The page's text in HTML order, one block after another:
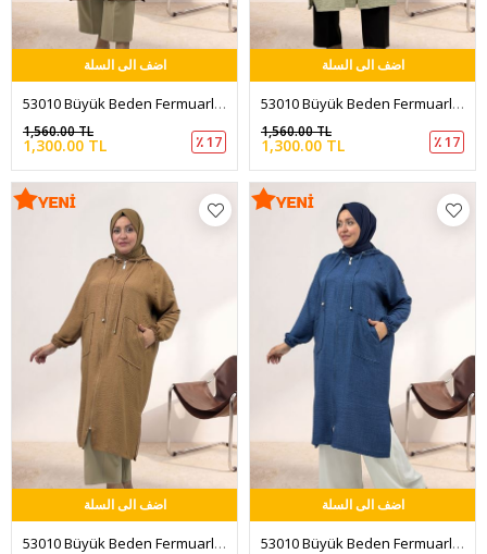
اضف الى السلة
53010 Büyük Beden Fermuarlı Reglan Kol Menanj Keten Kap - Kahve
1,300.00 TL
1,560.00 TL
٪ 17
اضف الى السلة
53010 Büyük Beden Fermuarlı Reglan Kol Menanj Keten Kap - Taş
1,300.00 TL
1,560.00 TL
٪ 17
اضف الى السلة
53010 Büyük Beden Fermuarlı Reglan Kol Menanj Keten Kap - Taba
اضف الى السلة
53010 Büyük Beden Fermuarlı Reglan Kol Menanj Keten Kap - İndigo